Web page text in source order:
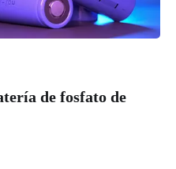
de fosfato de